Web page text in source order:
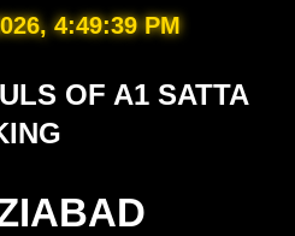
4:49:40 PM
OF A1 SATTA